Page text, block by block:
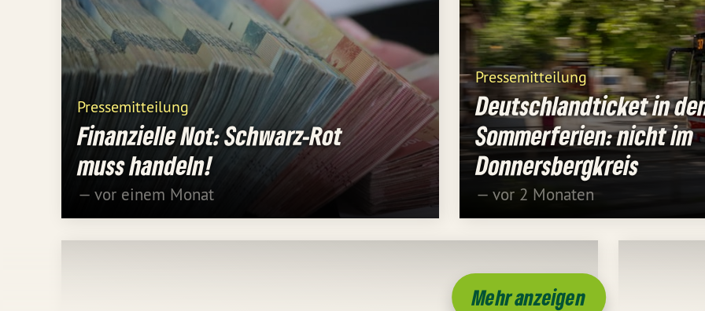
Pressemitteilung
Finanzielle Not: Schwarz-Rot
muss handeln!
— vor einem Monat
Pressemitteilung
Deutschlandticket in
Sommerferien: nicht im
Donnersbergkreis
— vor 2 Monaten
Mehr anzeigen